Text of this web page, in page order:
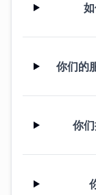
你们的
你